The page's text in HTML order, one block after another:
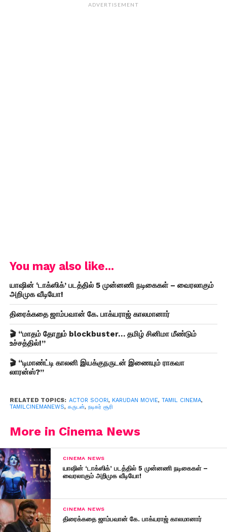
ADVERTISEMENT
You may also like...
யாஷின் ‘டாக்ஸிக்’ படத்தில் 5 முன்னணி நடிகைகள் – வைரலாகும்
அறிமுக வீடியோ!
திரைக்கதை ஜாம்பவான் கே. பாக்யராஜ் காலமானார்
🎬 “மாதம் தோறும் blockbuster… தமிழ் சினிமா மீண்டும்
உச்சத்தில்!”
🎬 “டிமாண்ட்டி காலனி இயக்குநருடன் இணையும் ராகவா
லாரன்ஸ்?”
RELATED TOPICS: ACTOR SOORI, KARUDAN MOVIE, TAMIL CINEMA,
TAMILCINEMANEWS, கருடன், நடிகர் சூரி
More in Cinema News
CINEMA NEWS
யாஷின் ‘டாக்ஸிக்’ படத்தில் 5 முன்னணி நடிகைகள் –
வைரலாகும் அறிமுக வீடியோ!
CINEMA NEWS
திரைக்கதை ஜாம்பவான் கே. பாக்யராஜ் காலமானார்